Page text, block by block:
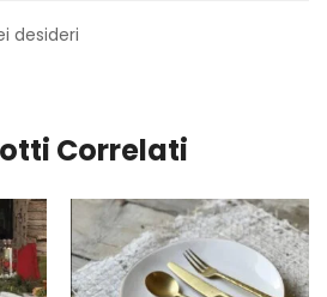
desideri
Correlati